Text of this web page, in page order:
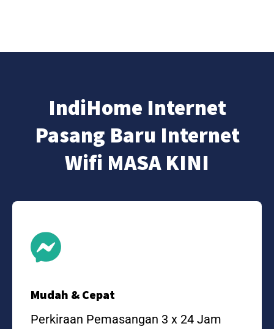
IndiHome Internet
Pasang Baru Internet
Wifi MASA KINI
Mudah & Cepat
Perkiraan Pemasangan 3 x 24 Jam